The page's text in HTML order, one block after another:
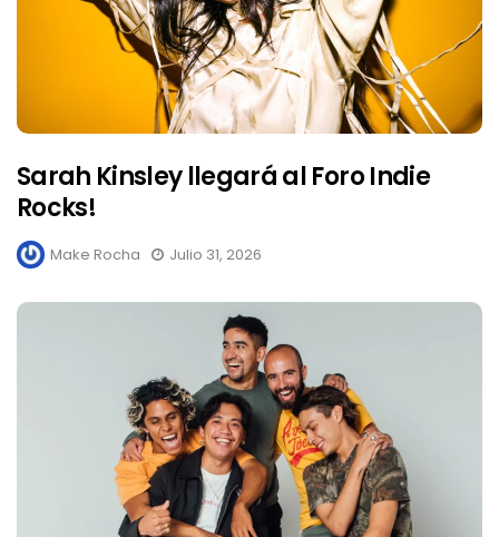
Sarah Kinsley llegará al Foro Indie
Rocks!
Make Rocha Julio 31, 2026